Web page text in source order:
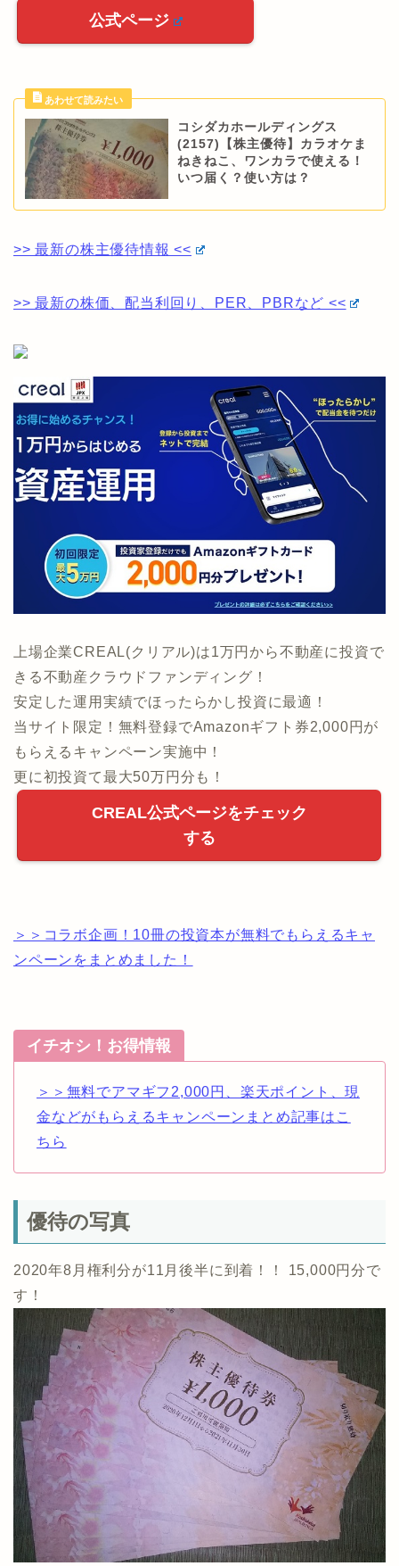
公式ページ
コシダカホールディングス
(2157)【株主優待】カラオケま
ねきねこ、ワンカラで使える！
いつ届く？使い方は？
>> 最新の株主優待情報 <<
>> 最新の株価、配当利回り、PER、PBRなど <<
上場企業CREAL(クリアル)は1万円から不動産に投資で
きる不動産クラウドファンディング！
安定した運用実績でほったらかし投資に最適！
当サイト限定！無料登録でAmazonギフト券2,000円が
もらえるキャンペーン実施中！
更に初投資て最大50万円分も！
CREAL公式ページをチェック
する
＞＞コラボ企画！10冊の投資本が無料でもらえるキャ
ンペーンをまとめました！
イチオシ！お得情報
＞＞無料でアマギフ2,000円、楽天ポイント、現
金などがもらえるキャンペーンまとめ記事はこ
ちら
優待の写真
2020年8月権利分が11月後半に到着！！ 15,000円分で
す！